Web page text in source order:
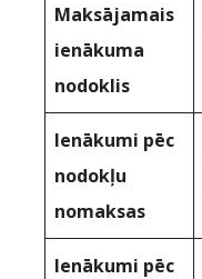
Maksājamais
ienākuma
nodoklis
Ienākumi pēc
nodokļu
nomaksas
Ienākumi pēc